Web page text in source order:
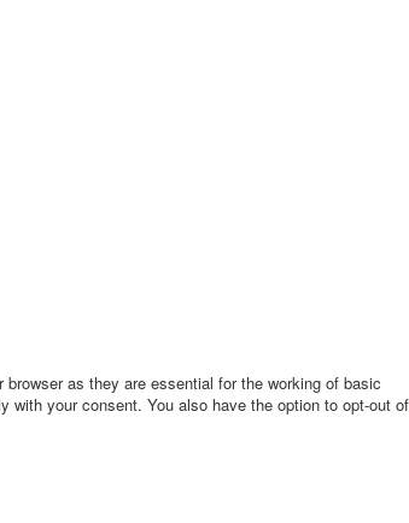
as they are essential for the working of basic
with your consent. You also have the option to opt-out of